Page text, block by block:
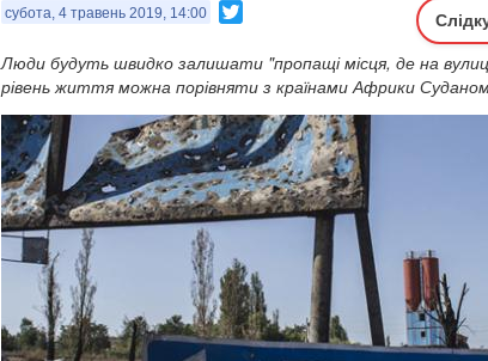
субота, 4 травень 2019, 14:00
Люди будуть швидко залишати "пропащі місця, де на
рівень життя можна порівняти з країнами Африки